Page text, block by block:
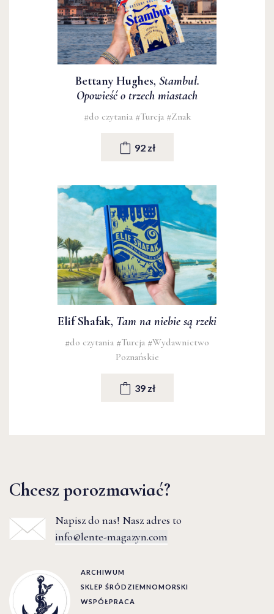
Bettany Hughes, Stambuł.
Opowieść o trzech miastach
#do czytania #Turcja #Znak
92 zł
Elif Shafak, Tam na niebie są rzeki
#do czytania #Turcja #Wydawnictwo
Poznańskie
39 zł
Chcesz porozmawiać?
Napisz do nas! Nasz adres to
info@lente-magazyn.com
ARCHIWUM
SKLEP ŚRÓDZIEMNOMORSKI
WSPÓŁPRACA